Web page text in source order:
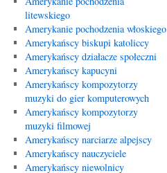
litewskiego
Amerykanie pochodzenia włoskiego
Amerykańscy biskupi katoliccy
Amerykańscy działacze społeczni
Amerykańscy kapucyni
Amerykańscy kompozytorzy
muzyki do gier komputerowych
Amerykańscy kompozytorzy
muzyki filmowej
Amerykańscy narciarze alpejscy
Amerykańscy nauczyciele
Amerykańscy niewolnicy